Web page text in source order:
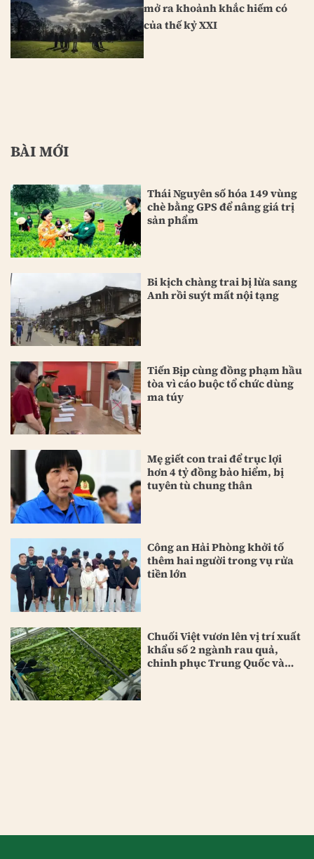
mở ra khoảnh khắc hiếm có
của thế kỷ XXI
BÀI MỚI
Thái Nguyên số hóa 149 vùng
chè bằng GPS để nâng giá trị
sản phẩm
Bi kịch chàng trai bị lừa sang
Anh rồi suýt mất nội tạng
Tiến Bịp cùng đồng phạm hầu
tòa vì cáo buộc tổ chức dùng
ma túy
Mẹ giết con trai để trục lợi
hơn 4 tỷ đồng bảo hiểm, bị
tuyên tù chung thân
Công an Hải Phòng khởi tố
thêm hai người trong vụ rửa
tiền lớn
Chuối Việt vươn lên vị trí xuất
khẩu số 2 ngành rau quả,
chinh phục Trung Quốc và